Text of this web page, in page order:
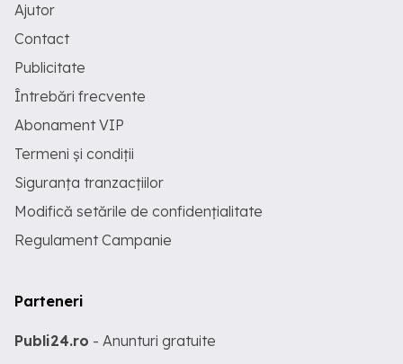
Ajutor
Contact
Publicitate
Întrebări frecvente
Abonament VIP
Termeni și condiții
Siguranța tranzacțiilor
Modifică setările de confidențialitate
Regulament Campanie
Parteneri
Publi24.ro - Anunturi gratuite